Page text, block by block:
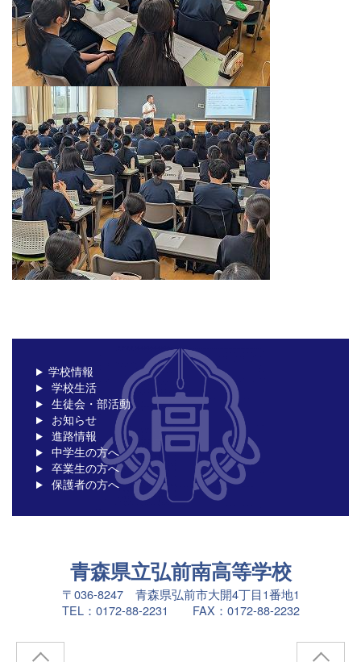
学校情報
学校生活
生徒会・部活動
お知らせ
進路情報
中学生の方へ
卒業生の方へ
保護者の方へ
青森県立弘前南高等学校
〒036-8247 青森県弘前市大開4丁目1番地1
TEL：0172-88-2231 FAX：0172-88-2232